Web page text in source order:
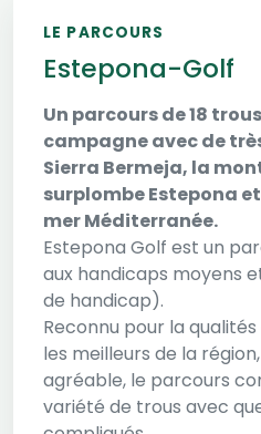
LE PARCOURS
Estepona-Golf
Un parcours de 18
campagne avec de
Sierra Bermeja, la
surplombe Estepona
mer Méditerranée.
Estepona Golf est un
aux handicaps moyens
de handicap).
Reconnu pour la
les meilleurs de la
agréable, le parcours
variété de trous avec